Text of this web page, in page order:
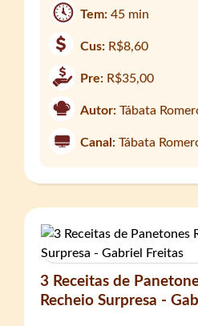
Tem:45 min
Cus: R$8,60
Pre: R$35,00
Autor: Tábata
Canal: Tábata
3 Receitas de
Recheio Surpresa -